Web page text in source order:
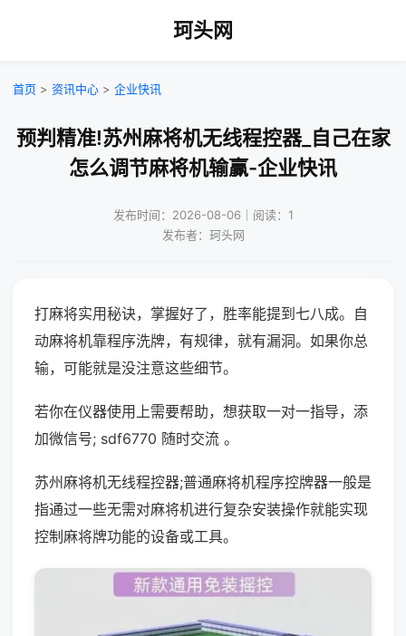
珂头网
首页 > 资讯中心 > 企业快讯
预判精准!苏州麻将机无线程控器_自己在家
怎么调节麻将机输赢-企业快讯
发布时间：2026-08-06｜阅读：1
发布者：珂头网
打麻将实用秘诀，掌握好了，胜率能提到七八成。自
动麻将机靠程序洗牌，有规律，就有漏洞。如果你总
输，可能就是没注意这些细节。
若你在仪器使用上需要帮助，想获取一对一指导，添
加微信号; sdf6770 随时交流 。
苏州麻将机无线程控器;普通麻将机程序控牌器一般是
指通过一些无需对麻将机进行复杂安装操作就能实现
控制麻将牌功能的设备或工具。